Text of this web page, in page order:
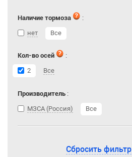
Наличие тормоза
:
нет
Все
Кол-во осей
:
2
Все
Производитель :
МЗСА (Россия)
Все
Сбросить фильтр